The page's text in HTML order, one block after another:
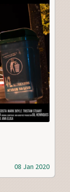
08 Jan 2020